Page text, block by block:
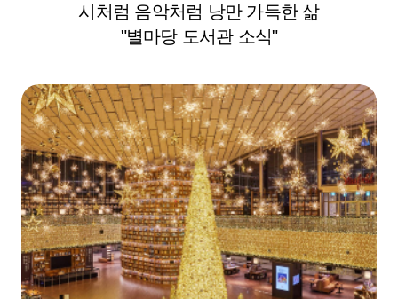
시처럼 음악처럼 낭만 가득한 삶
"별마당 도서관 소식"